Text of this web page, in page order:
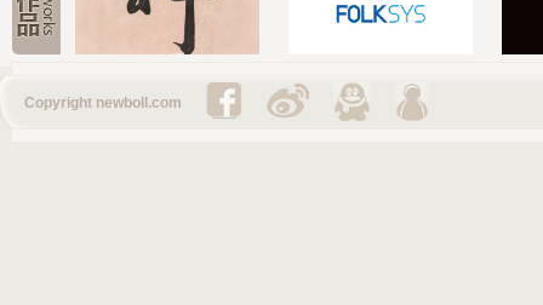
Copyright newboll.com